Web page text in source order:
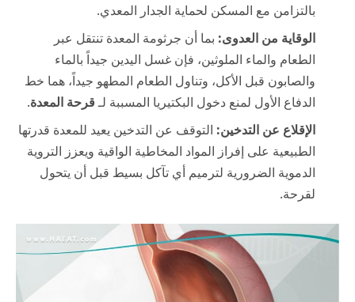
بالتزامن مع المسكن لحماية الجدار المعدي.
الوقاية من العدوى: بما أن جرثومة المعدة تنتقل عبر
الطعام والماء الملوثين، فإن غسل اليدين جيداً بالماء
والصابون قبل الأكل، وتناول الطعام المطهو جيداً، هما خط
الدفاع الأول لمنع دخول البكتيريا المسببة لـقرحة المعدة.
الإقلاع عن التدخين: التوقف عن التدخين يعيد للمعدة قدرتها
الطبيعية على إفراز المواد المخاطية الواقية ويعزز التروية
الدموية الضرورية لترميم أي تآكل بسيط قبل أن يتحول
لقرحة.